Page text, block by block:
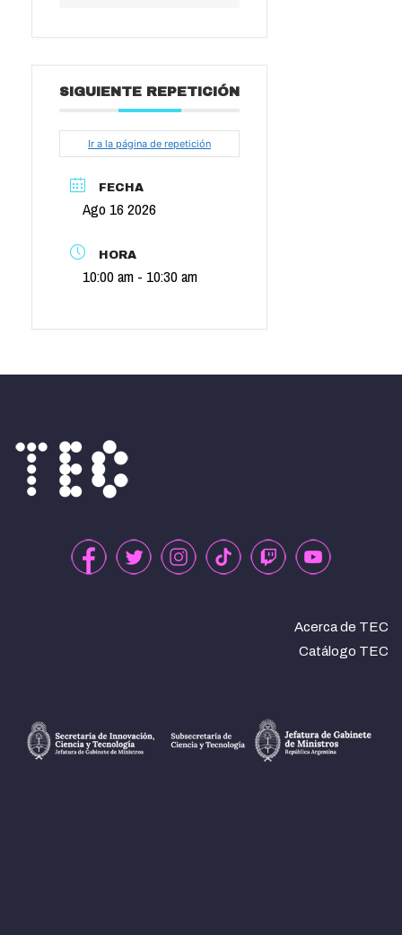
SIGUIENTE REPETICIÓN
Ir a la página de repetición
FECHA
Ago 16 2026
HORA
10:00 am - 10:30 am
Acerca de TEC
Catálogo TEC